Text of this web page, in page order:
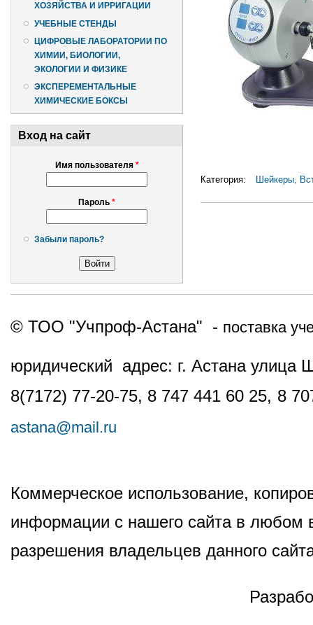
ХОЗЯЙСТВА И ИРРИГАЦИИ
УЧЕБНЫЕ СТЕНДЫ
ЦИФРОВЫЕ ЛАБОРАТОРИИ ПО
ХИМИИ, БИОЛОГИИ,
ЭКОЛОГИИ И ФИЗИКЕ
ЭКСПЕРЕМЕНТАЛЬНЫЕ
ХИМИЧЕСКИЕ БОКСЫ
Вход на сайт
Имя пользователя *
Пароль *
Забыли пароль?
Категория: Шейкеры,
© ТОО "Учпроф-Астана" - поставка
юридический адрес: г. Астана
8(7172) 77-20-75, 8 747 441 60 25, 8
astana@mail.ru
Коммерческое использование,
информации с нашего сайта в любом
разрешения владельцев данного